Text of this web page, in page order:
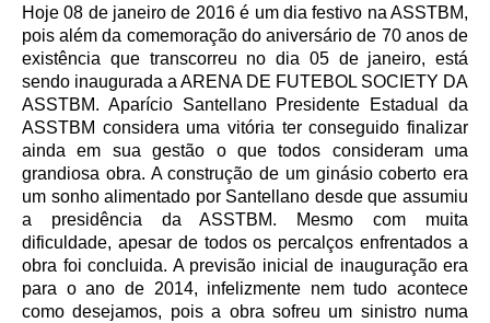
Hoje 08 de janeiro de 2016 é um dia festivo na ASSTBM,
pois além da comemoração do aniversário de 70 anos de
existência que transcorreu no dia 05 de janeiro, está
sendo inaugurada a ARENA DE FUTEBOL SOCIETY DA
ASSTBM. Aparício Santellano Presidente Estadual da
ASSTBM considera uma vitória ter conseguido finalizar
ainda em sua gestão o que todos consideram uma
grandiosa obra. A construção de um ginásio coberto era
um sonho alimentado por Santellano desde que assumiu
a presidência da ASSTBM. Mesmo com muita
dificuldade, apesar de todos os percalços enfrentados a
obra foi concluida. A previsão inicial de inauguração era
para o ano de 2014, infelizmente nem tudo acontece
como desejamos, pois a obra sofreu um sinistro numa